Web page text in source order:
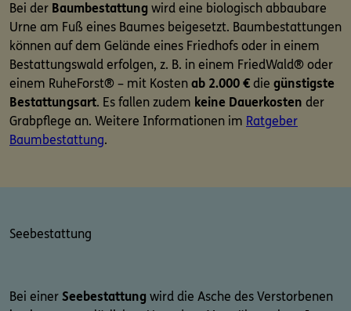
Bei der Baumbestattung wird eine biologisch abbaubare
Urne am Fuß eines Baumes beigesetzt. Baumbestattungen
können auf dem Gelände eines Friedhofs oder in einem
Bestattungswald erfolgen, z. B. in einem FriedWald® oder
einem RuheForst® – mit Kosten ab 2.000 € die günstigste
Bestattungsart. Es fallen zudem keine Dauerkosten der
Grabpflege an. Weitere Informationen im Ratgeber
Baumbestattung.
Seebestattung
Bei einer Seebestattung wird die Asche des Verstorbenen